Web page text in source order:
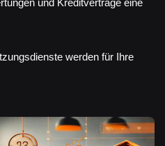
und Kreditverträge eine
werden für Ihre